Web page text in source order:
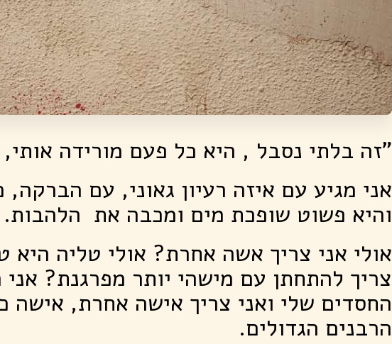
"זה בלתי נסבל , היא כל פעם מורידה
אני מגיע עם איזה רעיון גאוני, עם הברקה,
והיא פשוט שופכת מים ומכבה את הלהבות.
אולי אני צריך אשה אחרת? אולי טליה היא
צריך להתחתן עם מישהי יותר מפרגנת?
החסדים שלי ואני צריך אישה אחרת, אישה
הרבנים הגדולים.